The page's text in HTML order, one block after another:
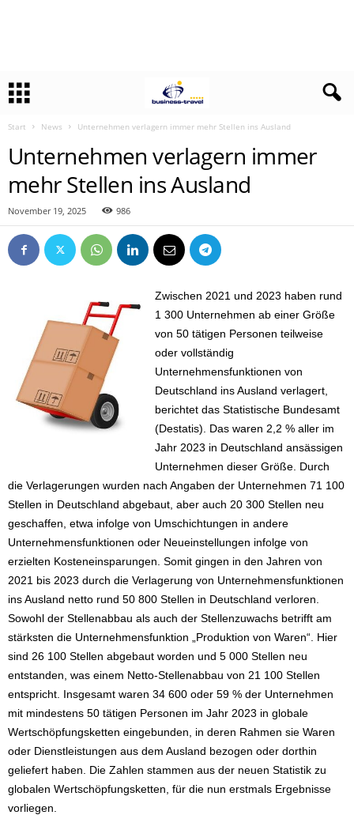
Start News Unternehmen verlagern immer mehr Stellen ins Ausland
Unternehmen verlagern immer
mehr Stellen ins Ausland
November 19, 2025 986
Zwischen 2021 und 2023 haben rund
1 300 Unternehmen ab einer Größe
von 50 tätigen Personen teilweise
oder vollständig
Unternehmensfunktionen von
Deutschland ins Ausland verlagert,
berichtet das Statistische Bundesamt
(Destatis). Das waren 2,2 % aller im
Jahr 2023 in Deutschland ansässigen
Unternehmen dieser Größe. Durch
die Verlagerungen wurden nach Angaben der Unternehmen 71 100
Stellen in Deutschland abgebaut, aber auch 20 300 Stellen neu
geschaffen, etwa infolge von Umschichtungen in andere
Unternehmensfunktionen oder Neueinstellungen infolge von
erzielten Kosteneinsparungen. Somit gingen in den Jahren von
2021 bis 2023 durch die Verlagerung von Unternehmensfunktionen
ins Ausland netto rund 50 800 Stellen in Deutschland verloren.
Sowohl der Stellenabbau als auch der Stellenzuwachs betrifft am
stärksten die Unternehmensfunktion „Produktion von Waren“. Hier
sind 26 100 Stellen abgebaut worden und 5 000 Stellen neu
entstanden, was einem Netto-Stellenabbau von 21 100 Stellen
entspricht. Insgesamt waren 34 600 oder 59 % der Unternehmen
mit mindestens 50 tätigen Personen im Jahr 2023 in globale
Wertschöpfungsketten eingebunden, in deren Rahmen sie Waren
oder Dienstleistungen aus dem Ausland bezogen oder dorthin
geliefert haben. Die Zahlen stammen aus der neuen Statistik zu
globalen Wertschöpfungsketten, für die nun erstmals Ergebnisse
vorliegen.